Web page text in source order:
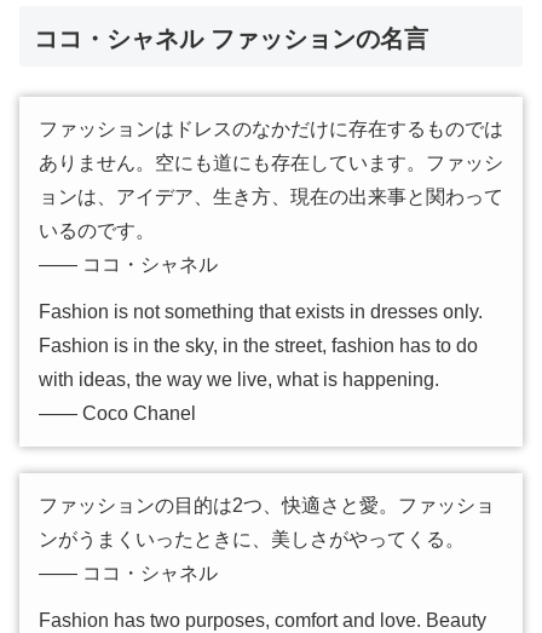
ココ・シャネル ファッションの名言
ファッションはドレスのなかだけに存在するものでは
ありません。空にも道にも存在しています。ファッシ
ョンは、アイデア、生き方、現在の出来事と関わって
いるのです。
―― ココ・シャネル
Fashion is not something that exists in dresses only.
Fashion is in the sky, in the street, fashion has to do
with ideas, the way we live, what is happening.
―― Coco Chanel
ファッションの目的は2つ、快適さと愛。ファッショ
ンがうまくいったときに、美しさがやってくる。
―― ココ・シャネル
Fashion has two purposes, comfort and love. Beauty